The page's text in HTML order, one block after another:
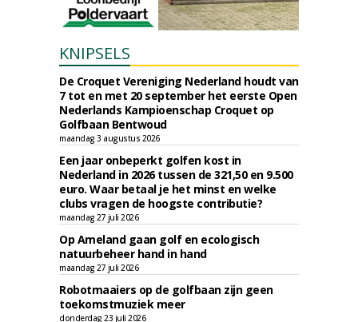
KNIPSELS
De Croquet Vereniging Nederland houdt van
7 tot en met 20 september het eerste Open
Nederlands Kampioenschap Croquet op
Golfbaan Bentwoud
maandag 3 augustus 2026
Een jaar onbeperkt golfen kost in
Nederland in 2026 tussen de 321,50 en 9.500
euro. Waar betaal je het minst en welke
clubs vragen de hoogste contributie?
maandag 27 juli 2026
Op Ameland gaan golf en ecologisch
natuurbeheer hand in hand
maandag 27 juli 2026
Robotmaaiers op de golfbaan zijn geen
toekomstmuziek meer
donderdag 23 juli 2026